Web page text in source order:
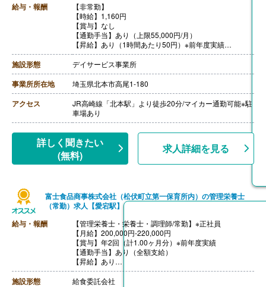
給与・報酬
【非常勤】
【時給】1,160円
【賞与】なし
【通勤手当】あり（上限55,000円/月）
【昇給】あり（1時間あたり50円）※前年度実績
【退職金】なし
施設形態 デイサービス事業所
事業所所在地 埼玉県北本市高尾1-180
アクセス
JR高崎線「北本駅」より徒歩20分/マイカー通勤可能※駐
車場あり
詳しく聞きたい
(無料)
求人詳細を見る
富士食品商事株式会社（松伏町立第一保育所内）の管理栄養士
（常勤）求人【愛宕駅】
給与・報酬
【管理栄養士・栄養士・調理師/常勤】※正社員
【月給】200,000円-220,000円
【賞与】年2回（計1.00ヶ月分）※前年度実績
【通勤手当】あり（全額支給）
【昇給】あり
【退職金】あり※勤続5年以上
施設形態 給食委託会社